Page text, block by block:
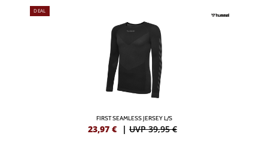
DEAL
FIRST SEAMLESS JERSEY L/S
23,97 € | UVP 39,95 €